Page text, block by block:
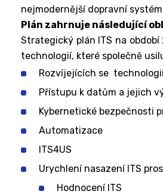
nejmodernější dopravní
Plán zahrnuje následující
Strategický plán ITS na
technologií, které společně
Rozvíjejících se
Přístupu k datům a jejich
Kybernetické bezpečnosti
Automatizace
ITS4US
Urychlení nasazení ITS
Hodnocení ITS